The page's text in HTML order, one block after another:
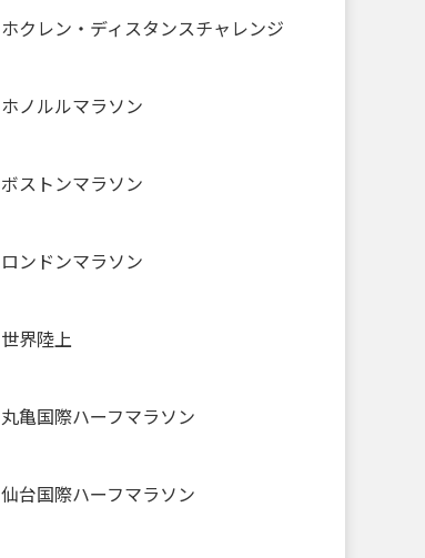
ホクレン・ディスタンスチャレンジ
ホノルルマラソン
ボストンマラソン
ロンドンマラソン
世界陸上
丸亀国際ハーフマラソン
仙台国際ハーフマラソン